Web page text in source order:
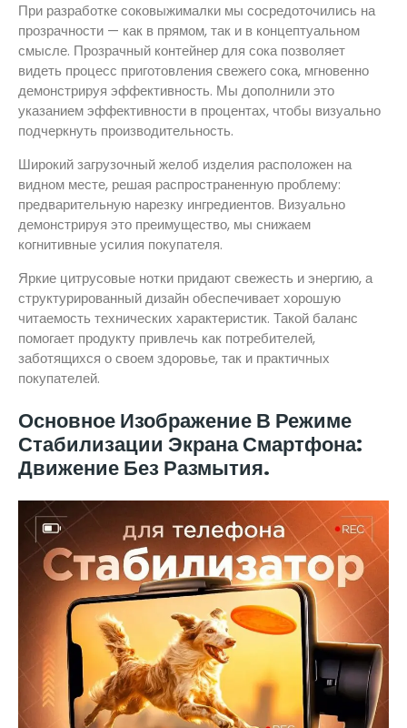
При разработке соковыжималки мы сосредоточились на
прозрачности — как в прямом, так и в концептуальном
смысле. Прозрачный контейнер для сока позволяет
видеть процесс приготовления свежего сока, мгновенно
демонстрируя эффективность. Мы дополнили это
указанием эффективности в процентах, чтобы визуально
подчеркнуть производительность.
Широкий загрузочный желоб изделия расположен на
видном месте, решая распространенную проблему:
предварительную нарезку ингредиентов. Визуально
демонстрируя это преимущество, мы снижаем
когнитивные усилия покупателя.
Яркие цитрусовые нотки придают свежесть и энергию, а
структурированный дизайн обеспечивает хорошую
читаемость технических характеристик. Такой баланс
помогает продукту привлечь как потребителей,
заботящихся о своем здоровье, так и практичных
покупателей.
Основное Изображение В Режиме
Стабилизации Экрана Смартфона:
Движение Без Размытия.